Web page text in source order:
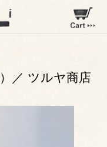
／ ツルヤ商店